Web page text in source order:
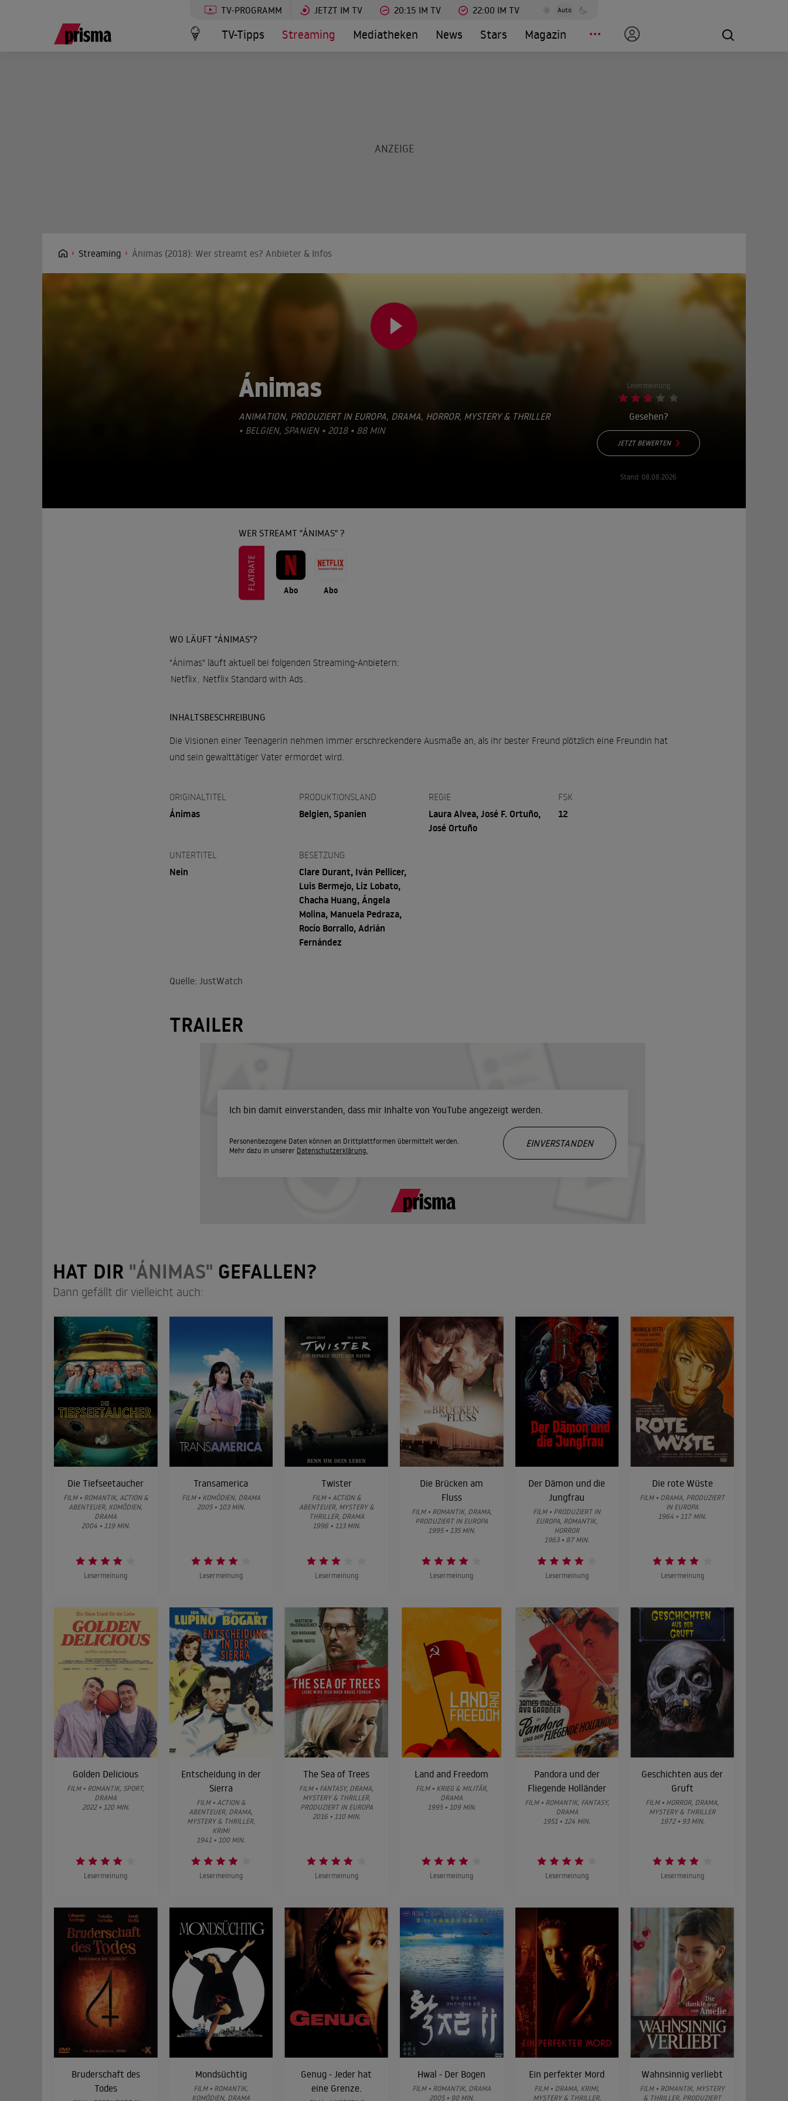
TV-PROGRAMM JETZT IM TV 20:15 IM TV 22:00 IM TV Auto
TV-Tipps Streaming Mediatheken News Stars Magazin
Streaming Ánimas (2018): Wer streamt es? Anbieter & Infos
Ánimas
ANIMATION, PRODUZIERT IN EUROPA, DRAMA, HORROR, MYSTERY & THRILLER
• BELGIEN, SPANIEN • 2018 • 88 MIN
Lesermeinung
Gesehen?
JETZT BEWERTEN
Stand: 08.08.2026
WER STREAMT "ÁNIMAS" ?
FLATRATE Abo Abo
WO LÄUFT "ÁNIMAS"?
"Ánimas" läuft aktuell bei folgenden Streaming-Anbietern:
Netflix
Netflix Standard with Ads
INHALTSBESCHREIBUNG
Die Visionen einer Teenagerin nehmen immer erschreckendere Ausmaße an, als ihr bester Freund plötzlich eine Freundin hat
und sein gewalttätiger Vater ermordet wird.
ORIGINALTITEL
Ánimas
PRODUKTIONSLAND
Belgien, Spanien
REGIE
Laura Alvea, José F. Ortuño,
José Ortuño
FSK
12
UNTERTITEL
Nein
BESETZUNG
Clare Durant, Iván Pellicer,
Luis Bermejo, Liz Lobato,
Chacha Huang, Ángela
Molina, Manuela Pedraza,
Rocío Borrallo, Adrián
Fernández
Quelle: JustWatch
TRAILER
Ich bin damit einverstanden, dass mir Inhalte von YouTube angezeigt werden.
Personenbezogene Daten können an Drittplattformen übermittelt werden.
Mehr dazu in unserer Datenschutzerklärung.
EINVERSTANDEN
HAT DIR "ÁNIMAS" GEFALLEN?
Dann gefällt dir vielleicht auch:
Die Tiefseetaucher
FILM • ROMANTIK, ACTION &
ABENTEUER, KOMÖDIEN,
DRAMA
2004 • 119 MIN.
Lesermeinung
Transamerica
FILM • KOMÖDIEN, DRAMA
2005 • 103 MIN.
Lesermeinung
Twister
FILM • ACTION &
ABENTEUER, MYSTERY &
THRILLER, DRAMA
1996 • 113 MIN.
Lesermeinung
Die Brücken am
Fluss
FILM • ROMANTIK, DRAMA,
PRODUZIERT IN EUROPA
1995 • 135 MIN.
Lesermeinung
Der Dämon und die
Jungfrau
FILM • PRODUZIERT IN
EUROPA, ROMANTIK,
HORROR
1963 • 87 MIN.
Lesermeinung
Die rote Wüste
FILM • DRAMA, PRODUZIERT
IN EUROPA
1964 • 117 MIN.
Lesermeinung
Golden Delicious
FILM • ROMANTIK, SPORT,
DRAMA
2022 • 120 MIN.
Lesermeinung
Entscheidung in der
Sierra
FILM • ACTION &
ABENTEUER, DRAMA,
MYSTERY & THRILLER,
KRIMI
1941 • 100 MIN.
Lesermeinung
The Sea of Trees
FILM • FANTASY, DRAMA,
MYSTERY & THRILLER,
PRODUZIERT IN EUROPA
2016 • 110 MIN.
Lesermeinung
Land and Freedom
FILM • KRIEG & MILITÄR,
DRAMA
1995 • 109 MIN.
Lesermeinung
Pandora und der
Fliegende Holländer
FILM • ROMANTIK, FANTASY,
DRAMA
1951 • 124 MIN.
Lesermeinung
Geschichten aus der
Gruft
FILM • HORROR, DRAMA,
MYSTERY & THRILLER
1972 • 93 MIN.
Lesermeinung
Bruderschaft des
Todes
Mondsüchtig
FILM • ROMANTIK,
KOMÖDIEN, DRAMA
Genug - Jeder hat
eine Grenze.
Hwal - Der Bogen
FILM • ROMANTIK, DRAMA
2005 • 90 MIN.
Ein perfekter Mord
FILM • DRAMA, KRIMI,
MYSTERY & THRILLER,
Wahnsinnig verliebt
FILM • ROMANTIK, MYSTERY
& THRILLER, PRODUZIERT